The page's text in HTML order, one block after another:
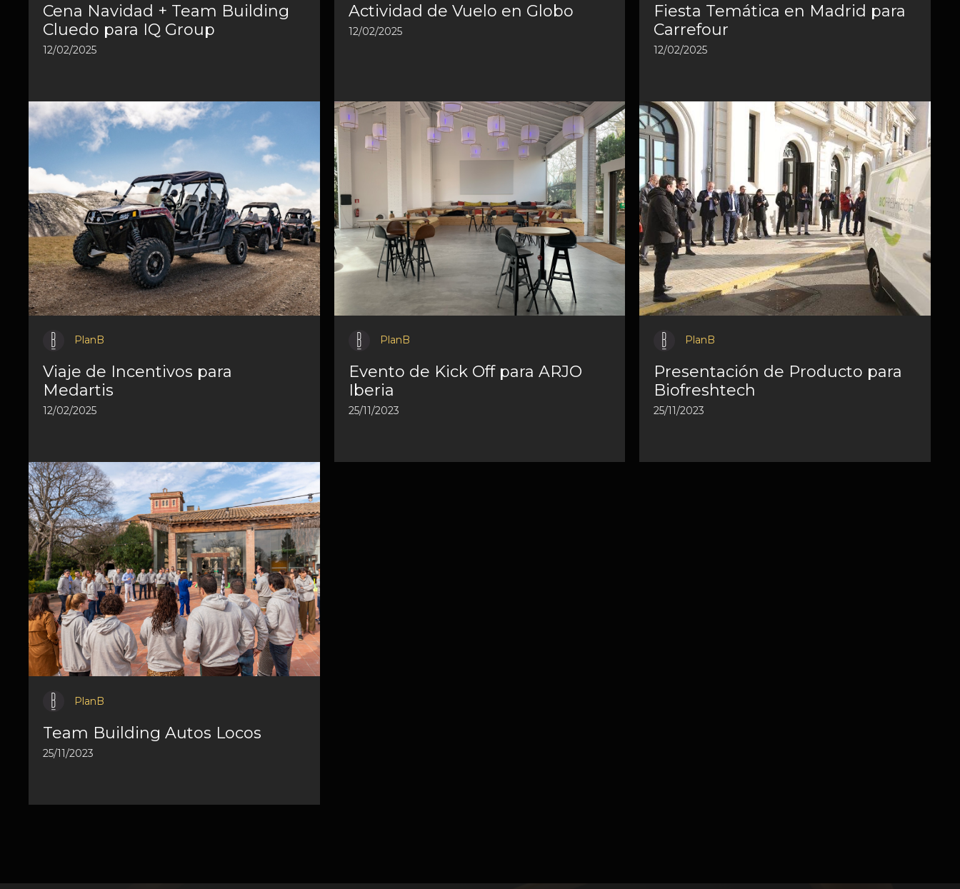
Cena Navidad + Team Building
Cluedo para IQ Group
12/02/2025
Actividad de Vuelo en Globo
12/02/2025
Fiesta Temática en Madrid para
Carrefour
12/02/2025
PlanB
Viaje de Incentivos para
Medartis
12/02/2025
PlanB
Evento de Kick Off para ARJO
Iberia
25/11/2023
PlanB
Presentación de Producto para
Biofreshtech
25/11/2023
PlanB
Team Building Autos Locos
25/11/2023